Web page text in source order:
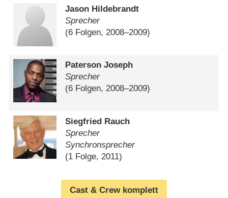
Jason Hildebrandt
Sprecher
(6 Folgen, 2008⁠–⁠2009)
Paterson Joseph
Sprecher
(6 Folgen, 2008⁠–⁠2009)
Siegfried Rauch
Sprecher
Synchronsprecher
(1 Folge, 2011)
Cast & Crew komplett